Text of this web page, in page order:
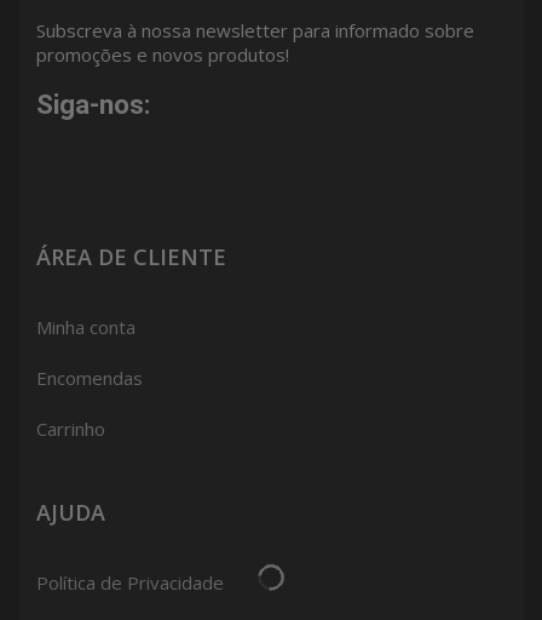
Subscreva à nossa newsletter para informado sobre
promoções e novos produtos!
Siga-nos:
ÁREA DE CLIENTE
Minha conta
Encomendas
Carrinho
AJUDA
Política de Privacidade